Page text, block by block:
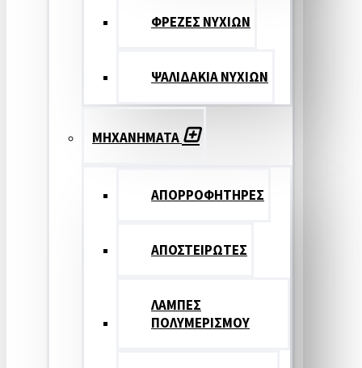
ΦΡΕΖΕΣ ΝΥΧΙΩΝ
ΨΑΛΙΔΑΚΙΑ ΝΥΧΙΩΝ
ΜΗΧΑΝΗΜΑΤΑ
ΑΠΟΡΡΟΦΗΤΗΡΕΣ
ΑΠΟΣΤΕΙΡΩΤΕΣ
ΛΑΜΠΕΣ
ΠΟΛΥΜΕΡΙΣΜΟΥ